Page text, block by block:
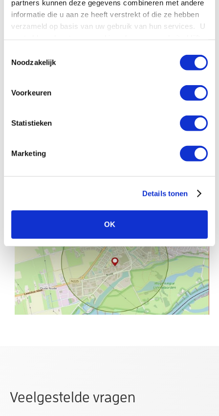
partners kunnen deze gegevens combineren met andere
informatie die u aan ze heeft verstrekt of die ze hebben
verzameld op basis van uw gebruik van hun services. U
Noodzakelijk
Voorkeuren
Statistieken
Marketing
Details tonen
OK
Veelgestelde vragen